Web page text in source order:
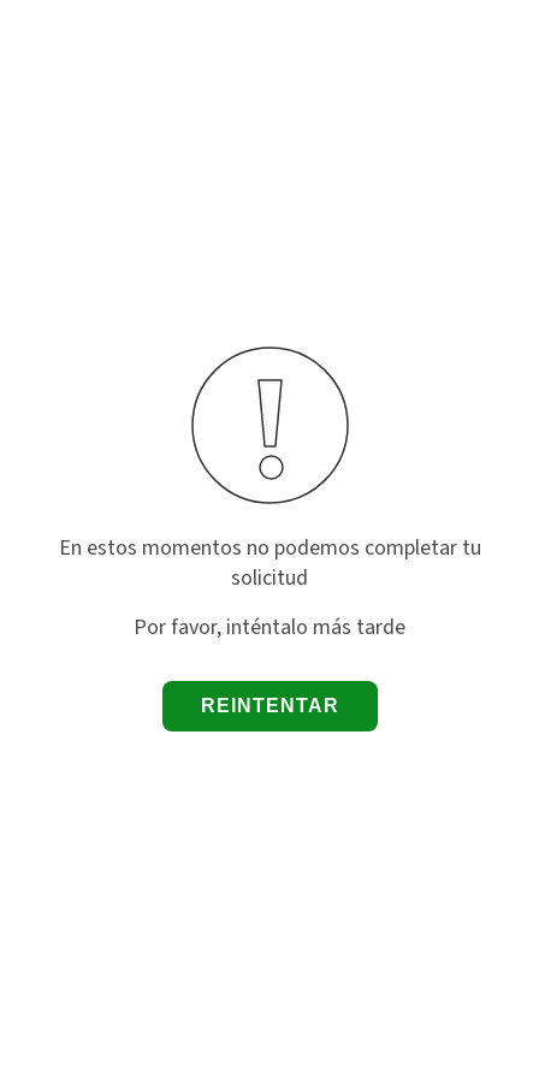
En estos momentos no podemos completar tu
solicitud
Por favor, inténtalo más tarde
REINTENTAR